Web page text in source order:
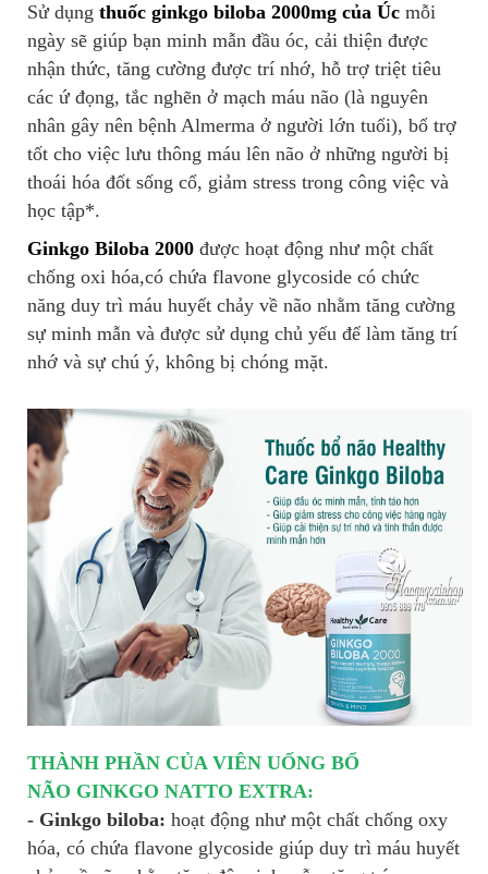
Sử dụng thuốc ginkgo biloba 2000mg của Úc mỗi
ngày sẽ giúp bạn minh mẫn đầu óc, cải thiện được
nhận thức, tăng cường được trí nhớ, hỗ trợ triệt tiêu
các ứ đọng, tắc nghẽn ở mạch máu não (là nguyên
nhân gây nên bệnh Almerma ở người lớn tuổi), bổ trợ
tốt cho việc lưu thông máu lên não ở những người bị
thoái hóa đốt sống cổ, giảm stress trong công việc và
học tập*.
Ginkgo Biloba 2000 được hoạt động như một chất
chống oxi hóa,có chứa flavone glycoside có chức
năng duy trì máu huyết chảy về não nhằm tăng cường
sự minh mẫn và được sử dụng chủ yếu để làm tăng trí
nhớ và sự chú ý, không bị chóng mặt.
THÀNH PHẦN CỦA VIÊN UỐNG BỔ
NÃO GINKGO NATTO EXTRA:
- Ginkgo biloba: hoạt động như một chất chống oxy
hóa, có chứa flavone glycoside giúp duy trì máu huyết